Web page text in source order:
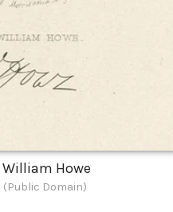
Howe
(Public Domain)